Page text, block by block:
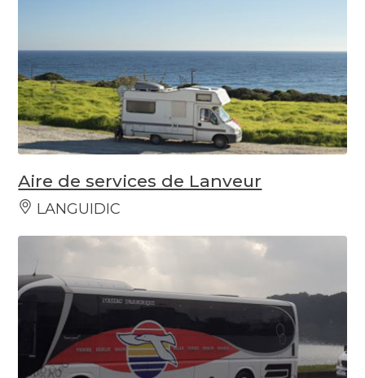
Aire de services de Lanveur
LANGUIDIC